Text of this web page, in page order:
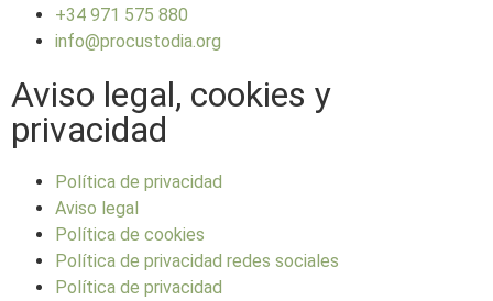
+34 971 575 880
info@procustodia.org
Aviso legal, cookies y
privacidad
Política de privacidad
Aviso legal
Política de cookies
Política de privacidad redes sociales
Política de privacidad